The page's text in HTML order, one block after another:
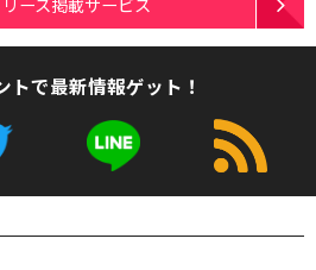
トで最新情報ゲット！